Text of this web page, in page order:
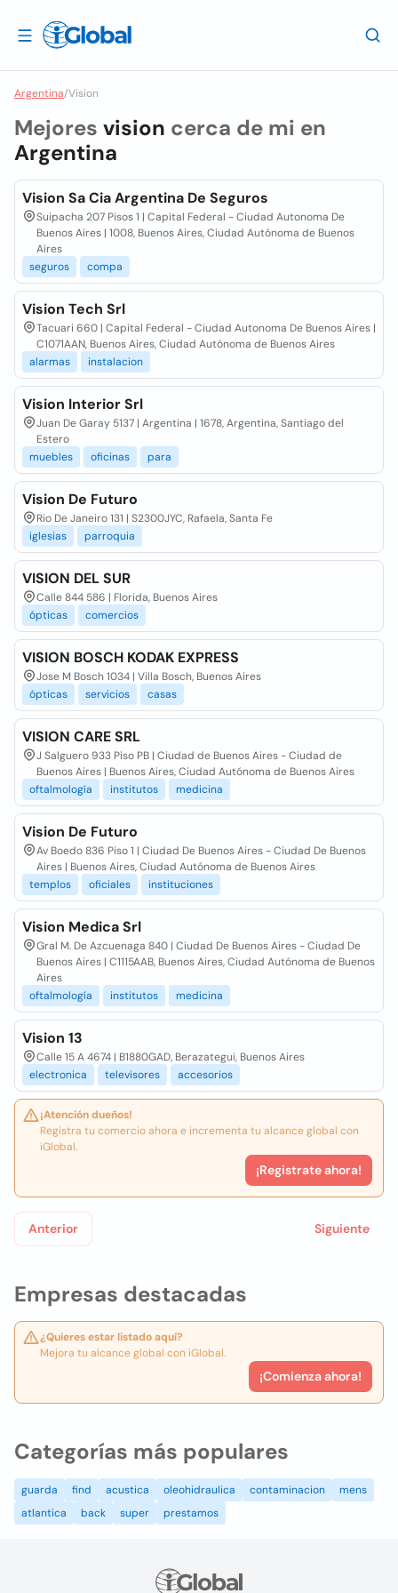
Argentina/Vision
Empresas destacadas
¿Quieres estar listado aquí?
Mejora tu alcance global con iGlobal.
¡Comienza ahora!
Mejores vision cerca de mi en
Argentina
Vision Sa Cia Argentina De Seguros
Suipacha 207 Pisos 1 | Capital Federal - Ciudad Autonoma De
Buenos Aires | 1008, Buenos Aires, Ciudad Autónoma de Buenos
Aires
seguros
compa
Vision Tech Srl
Tacuari 660 | Capital Federal - Ciudad Autonoma De Buenos Aires |
C1071AAN, Buenos Aires, Ciudad Autónoma de Buenos Aires
alarmas
instalacion
Vision Interior Srl
Juan De Garay 5137 | Argentina | 1678, Argentina, Santiago del
Estero
muebles
oficinas para
Vision De Futuro
Rio De Janeiro 131 | S2300JYC, Rafaela, Santa Fe
iglesias
parroquia
VISION DEL SUR
Calle 844 586 | Florida, Buenos Aires
ópticas
comercios
VISION BOSCH KODAK EXPRESS
Jose M Bosch 1034 | Villa Bosch, Buenos Aires
ópticas
servicios casas
VISION CARE SRL
J Salguero 933 Piso PB | Ciudad de Buenos Aires - Ciudad de
Buenos Aires | Buenos Aires, Ciudad Autónoma de Buenos Aires
oftalmología
institutos medicina
Vision De Futuro
Av Boedo 836 Piso 1 | Ciudad De Buenos Aires - Ciudad De Buenos
Aires | Buenos Aires, Ciudad Autónoma de Buenos Aires
templos
oficiales instituciones
Vision Medica Srl
Gral M. De Azcuenaga 840 | Ciudad De Buenos Aires - Ciudad De
Buenos Aires | C1115AAB, Buenos Aires, Ciudad Autónoma de Buenos
Aires
oftalmología
institutos medicina
Vision 13
Calle 15 A 4674 | B1880GAD, Berazategui, Buenos Aires
electronica
televisores accesorios
¡Atención dueños!
Registra tu comercio ahora e incrementa tu alcance global con
iGlobal.
¡Registrate ahora!
Anterior Siguiente
Categorías más populares
guarda find acustica oleohidraulica contaminacion
mens
atlantica
back super prestamos